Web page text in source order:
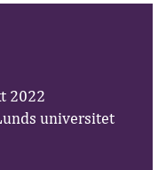
2022
universitet